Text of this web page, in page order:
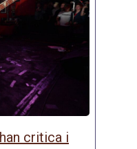
critica i